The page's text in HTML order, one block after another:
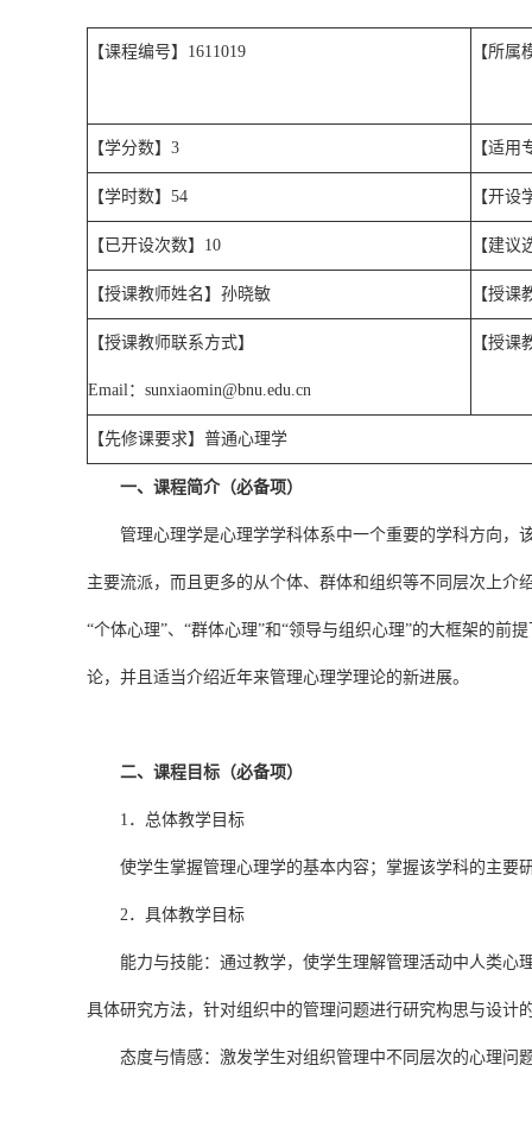
【课程编号】 1611019 【所属
【学分数】 3 【适用
【学时数】 54 【开设
【已开设次数】 10 【建议
【授课教师姓名】孙晓敏 【授课
【授课教师联系方式】
Email： sunxiaomin@bnu.edu.cn
【授
【先修课要求】普通心理学
一、课程简介（必备项）
管理心理学是心理学学科体系中一个重要的学科方向，
主要流派，而且更多的从个体、群体和组织等不同层次上
“个体心理”、“群体心理”和“领导与组织心理”的大框架的
论，并且适当介绍近年来管理心理学理论的新进展。
二、课程目标（必备项）
1．总体教学目标
使学生掌握管理心理学的基本内容；掌握该学科的主要
2．具体教学目标
能力与技能：通过教学，使学生理解管理活动中人类
具体研究方法，针对组织中的管理问题进行研究构思与设计
态度与情感：激发学生对组织管理中不同层次的心理问